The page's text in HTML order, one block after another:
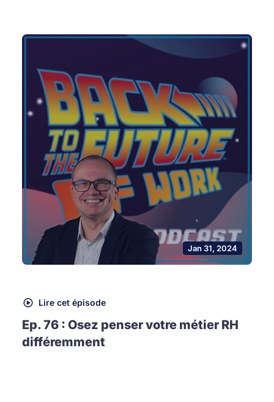
Jan 31, 2024
Lire cet épisode
Ep. 76 : Osez penser votre métier RH
différemment